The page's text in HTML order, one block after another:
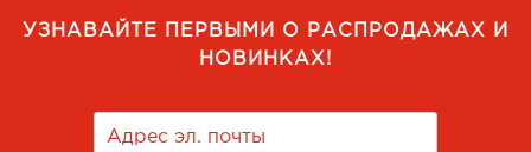
УЗНАВАЙТЕ ПЕРВЫМИ О РАСПРОДАЖАХ И
НОВИНКАХ!